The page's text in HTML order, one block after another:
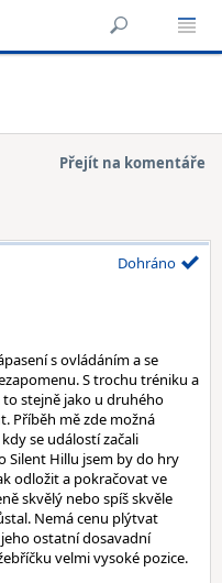
Přejít na komentáře
Dohráno
s ovládáním a se
S trochu tréniku a
stejně jako u druhého
Příběh mě zde možná
se událostí začali
Silent Hillu jsem by do hry
odložit a pokračovat ve
skvělý nebo spíš skvěle
Nemá cenu plýtvat
ostatní dosavadní
velmi vysoké pozice.